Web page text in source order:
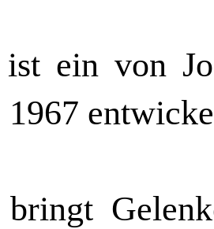
ein von
1967
bringt